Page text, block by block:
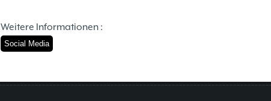
Weitere Informationen :
Social Media